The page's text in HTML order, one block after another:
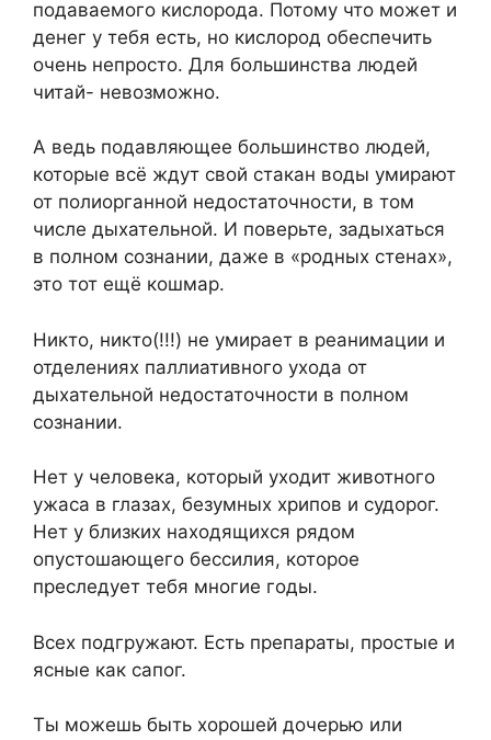
подаваемого кислорода. Потому что может и
денег у тебя есть, но кислород обеспечить
очень непросто. Для большинства людей
читай- невозможно.
А ведь подавляющее большинство людей,
которые всё ждут свой стакан воды умирают
от полиорганной недостаточности, в том
числе дыхательной. И поверьте, задыхаться
в полном сознании, даже в «родных стенах»,
это тот ещё кошмар.
Никто, никто(!!!) не умирает в реанимации и
отделениях паллиативного ухода от
дыхательной недостаточности в полном
сознании.
Нет у человека, который уходит животного
ужаса в глазах, безумных хрипов и судорог.
Нет у близких находящихся рядом
опустошающего бессилия, которое
преследует тебя многие годы.
Всех подгружают. Есть препараты, простые и
ясные как сапог.
Ты можешь быть хорошей дочерью или